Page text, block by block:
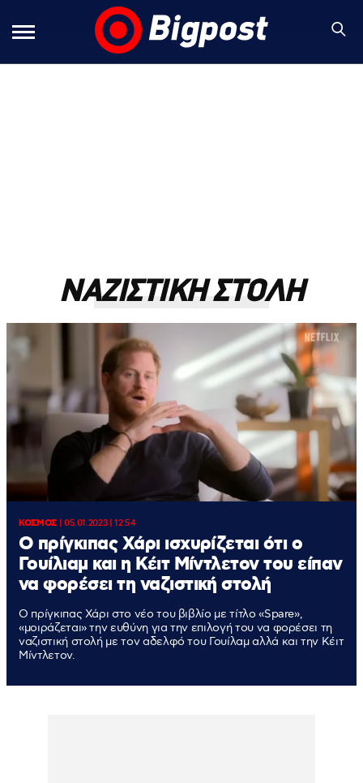
ΝΑΖΙΣΤΙΚΗ ΣΤΟΛΗ
ΚΟΣΜΟΣ| 05.01.2023 | 12:54
Ο πρίγκιπας Χάρι ισχυρίζεται ότι ο
Γουίλιαμ και η Κέιτ Μίντλετον του είπαν
να φορέσει τη ναζιστική στολή
Ο πρίγκιπας Χάρι στο νέο του βιβλίο με τίτλο «Spare»,
«μοιράζεται» την ευθύνη για την επιλογή του να φορέσει τη
ναζιστική στολή με τον αδελφό του Γουίλαμ αλλά και την Κέιτ
Μίντλετον.